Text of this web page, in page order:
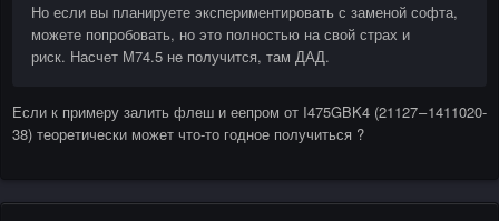
Но если вы планируете экспериментировать с заменой софта,
можете попробовать, но это полностью на свой страх и
риск. Насчет М74.5 не получится, там ДАД.
Если к примеру залить флеш и еепром от I475GBK4 (21127 – 1411020-
38) теоретически может что-то годное получиться ?